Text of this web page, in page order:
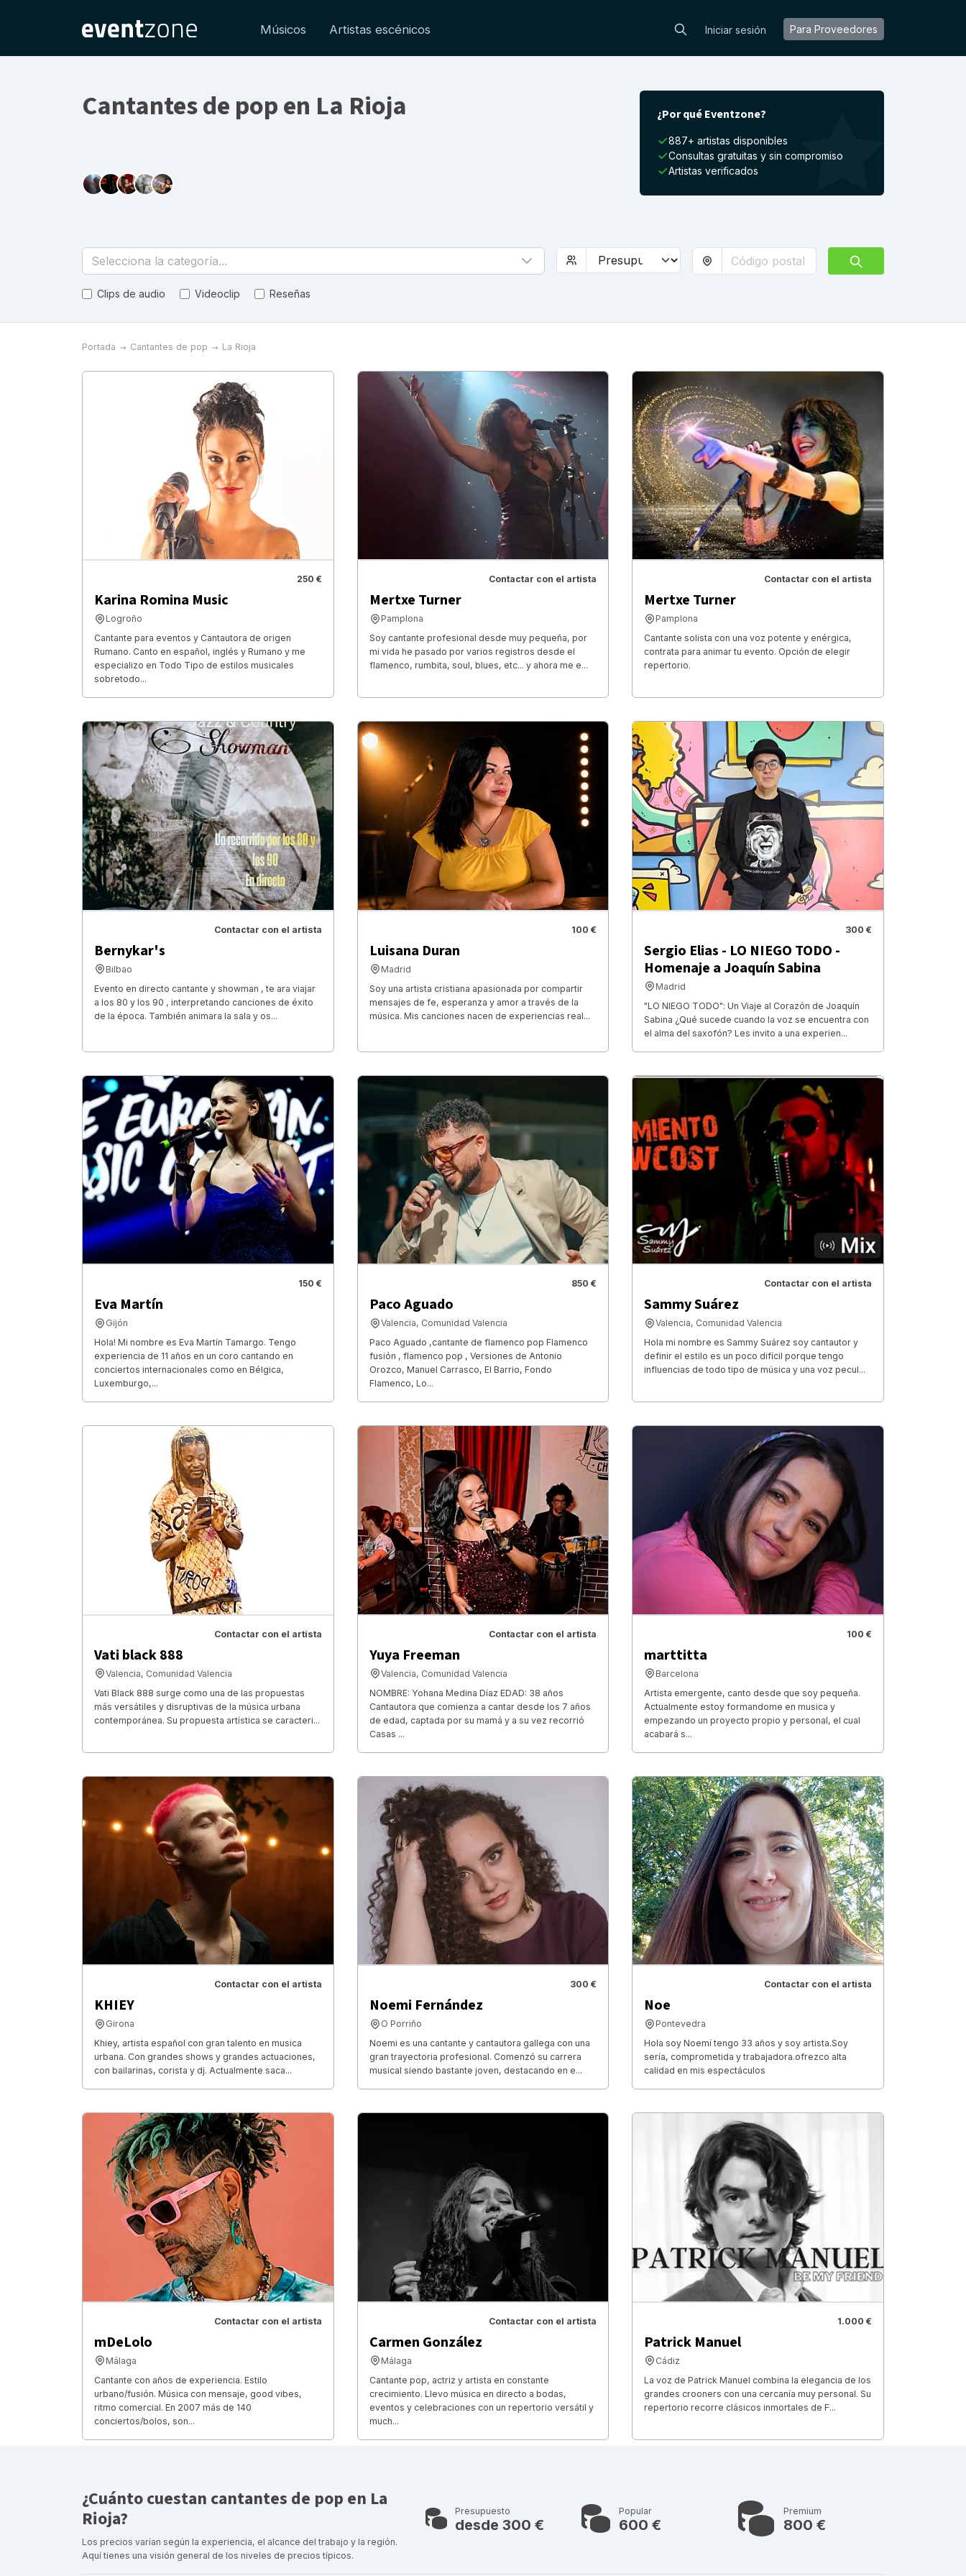
Músicos Artistas escénicos Iniciar sesión Para Proveedores
Cantantes de pop en La Rioja ¿Por qué Eventzone?
887+ artistas disponibles
Consultas gratuitas y sin compromiso
Artistas verificados
Selecciona la categoría...
Clips de audio Videoclip Reseñas
Portada Cantantes de pop La Rioja
250 €
Karina Romina Music
Logroño
Cantante para eventos y Cantautora de origen
Rumano. Canto en español, inglés y Rumano y me
especializo en Todo Tipo de estilos musicales
sobretodo...
Contactar con el artista
Mertxe Turner
Pamplona
Soy cantante profesional desde muy pequeña, por
mi vida he pasado por varios registros desde el
flamenco, rumbita, soul, blues, etc... y ahora me e...
Contactar con el artista
Mertxe Turner
Pamplona
Cantante solista con una voz potente y enérgica,
contrata para animar tu evento. Opción de elegir
repertorio.
Contactar con el artista
Bernykar's
Bilbao
Evento en directo cantante y showman , te ara viajar
a los 80 y los 90 , interpretando canciones de éxito
de la época. También animara la sala y os...
100 €
Luisana Duran
Madrid
Soy una artista cristiana apasionada por compartir
mensajes de fe, esperanza y amor a través de la
música. Mis canciones nacen de experiencias real...
300 €
Sergio Elias - LO NIEGO TODO -
Homenaje a Joaquín Sabina
Madrid
"LO NIEGO TODO": Un Viaje al Corazón de Joaquín
Sabina ¿Qué sucede cuando la voz se encuentra con
el alma del saxofón? Les invito a una experien...
150 €
Eva Martín
Gijón
Hola! Mi nombre es Eva Martín Tamargo. Tengo
experiencia de 11 años en un coro cantando en
conciertos internacionales como en Bélgica,
Luxemburgo,...
850 €
Paco Aguado
Valencia, Comunidad Valencia
Paco Aguado ,cantante de flamenco pop Flamenco
fusión , flamenco pop , Versiones de Antonio
Orozco, Manuel Carrasco, El Barrio, Fondo
Flamenco, Lo...
Contactar con el artista
Sammy Suárez
Valencia, Comunidad Valencia
Hola mi nombre es Sammy Suárez soy cantautor y
definir el estilo es un poco difícil porque tengo
influencias de todo tipo de música y una voz pecul...
Contactar con el artista
Vati black 888
Valencia, Comunidad Valencia
Vati Black 888 surge como una de las propuestas
más versátiles y disruptivas de la música urbana
contemporánea. Su propuesta artística se caracteri...
Contactar con el artista
Yuya Freeman
Valencia, Comunidad Valencia
NOMBRE: Yohana Medina Díaz EDAD: 38 años
Cantautora que comienza a cantar desde los 7 años
de edad, captada por su mamá y a su vez recorrió
Casas ...
100 €
marttitta
Barcelona
Artista emergente, canto desde que soy pequeña.
Actualmente estoy formandome en musica y
empezando un proyecto propio y personal, el cual
acabará s...
Contactar con el artista
KHIEY
Girona
Khiey, artista español con gran talento en musica
urbana. Con grandes shows y grandes actuaciones,
con bailarinas, corista y dj. Actualmente saca...
300 €
Noemi Fernández
O Porriño
Noemi es una cantante y cantautora gallega con una
gran trayectoria profesional. Comenzó su carrera
musical siendo bastante joven, destacando en e...
Contactar con el artista
Noe
Pontevedra
Hola soy Noemí tengo 33 años y soy artista.Soy
sería, comprometida y trabajadora.ofrezco alta
calidad en mis espectáculos
Contactar con el artista
mDeLolo
Málaga
Cantante con años de experiencia. Estilo
urbano/fusión. Música con mensaje, good vibes,
ritmo comercial. En 2007 más de 140
conciertos/bolos, son...
Contactar con el artista
Carmen González
Málaga
Cantante pop, actriz y artista en constante
crecimiento. Llevo música en directo a bodas,
eventos y celebraciones con un repertorio versátil y
much...
1.000 €
Patrick Manuel
Cádiz
La voz de Patrick Manuel combina la elegancia de los
grandes crooners con una cercanía muy personal. Su
repertorio recorre clásicos inmortales de F...
¿Cuánto cuestan cantantes de pop en La
Rioja?
Los precios varían según la experiencia, el alcance del trabajo y la región.
Aquí tienes una visión general de los niveles de precios típicos.
Presupuesto
desde 300 €
Popular
600 €
Premium
800 €